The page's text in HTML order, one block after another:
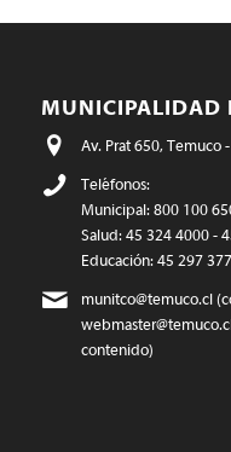
MUNICIPALIDAD
Av. Prat 650, Temuco
Teléfonos:
Municipal: 800 100
Salud: 45 324 4000 -
Educación: 45 297
munitco@temuco.cl
contenido)